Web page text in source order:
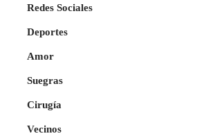
Redes Sociales
Deportes
Amor
Suegras
Cirugía
Vecinos